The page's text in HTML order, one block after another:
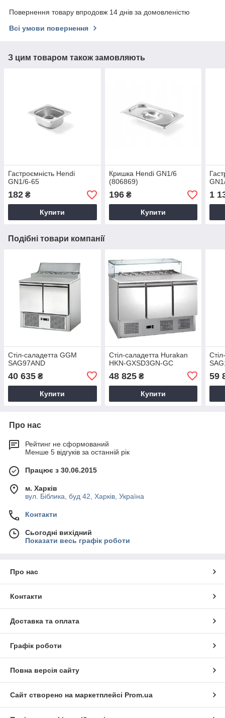
Повернення товару впродовж 14 днів за домовленістю
Всі умови повернення
З цим товаром також замовляють
Гастроємність Hendi
GN1/6-65
182 ₴
Купити
Кришка Hendi GN1/6
(806869)
196₴
Купити
1
Подібні товари компанії
Стіл-саладетта GGM
SAG97AND
40 635 ₴
Купити
Стіл-саладетта Hurakan
HKN-GXSD3GN-GC
48 825₴
Купити
59
Про нас
Рейтинг не сформований
Менше 5 відгуків за останній рік
Працює з 30.06.2015
м. Харків
вул. Біблика, буд 42, Харків, Україна
Контакти
Сьогодні вихідний
Показати весь графік роботи
Про нас
Контакти
Доставка та оплата
Графік роботи
Повна версія сайту
Сайт створено на маркетплейсі Prom.ua